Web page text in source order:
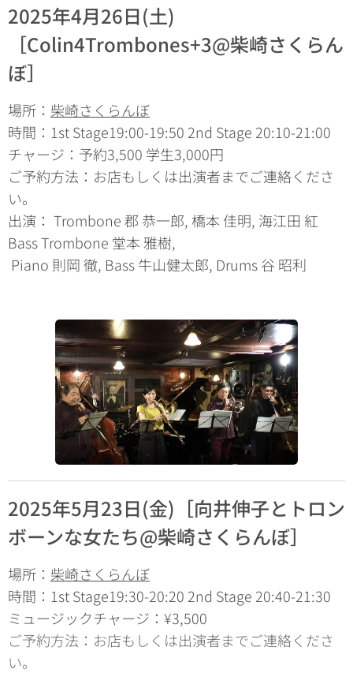
2025年4月26日(土)
［Colin4Trombones+3@柴崎さくらん
ぼ］
場所： 柴崎さくらんぼ
時間：1st Stage19:00-19:50 2nd Stage 20:10-21:00
チャージ：予約3,500 学生3,000円
ご予約方法：お店もしくは出演者までご連絡くださ
い。
出演： Trombone 郡 恭一郎, 橋本 佳明, 海江田 紅
Bass Trombone 堂本 雅樹,
Piano 則岡 徹, Bass 牛山健太郎, Drums 谷 昭利
2025年5月23日(金)［向井伸子とトロン
ボーンな女たち@柴崎さくらんぼ］
場所： 柴崎さくらんぼ
時間：1st Stage19:30-20:20 2nd Stage 20:40-21:30
ミュージックチャージ：¥3,500
ご予約方法：お店もしくは出演者までご連絡くださ
い。